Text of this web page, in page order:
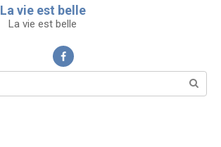
La vie est belle
La vie est belle